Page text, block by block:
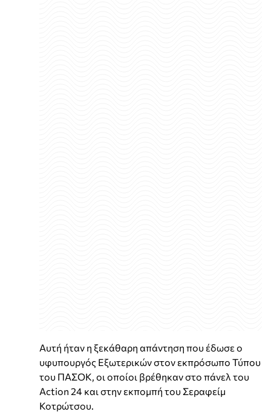
Αυτή ήταν η ξεκάθαρη απάντηση που έδωσε o
υφυπουργός Εξωτερικών στον εκπρόσωπο Τύπου
του ΠΑΣΟΚ, οι οποίοι βρέθηκαν στο πάνελ του
Action 24 και στην εκπομπή του Σεραφείμ
Κοτρώτσου.